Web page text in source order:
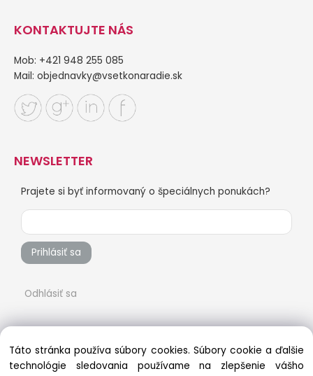
KONTAKTUJTE NÁS
Mob: +421 948 255 085
Mail: objednavky@vsetkonaradie.sk
NEWSLETTER
Prajete si byť informovaný o špeciálnych ponukách?
Prihlásiť sa
Odhlásiť sa
Táto stránka používa súbory cookies. Súbory cookie a ďalšie
technológie sledovania používame na zlepšenie vášho